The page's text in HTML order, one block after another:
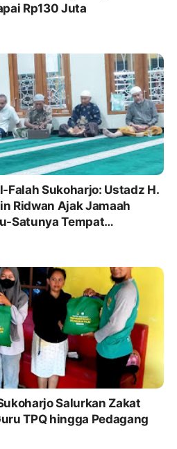
Rp130 Juta
Falah Sukoharjo: Ustadz H.
Ridwan Ajak Jamaah
Satunya Tempat
Salurkan Zakat
TPQ hingga Pedagang